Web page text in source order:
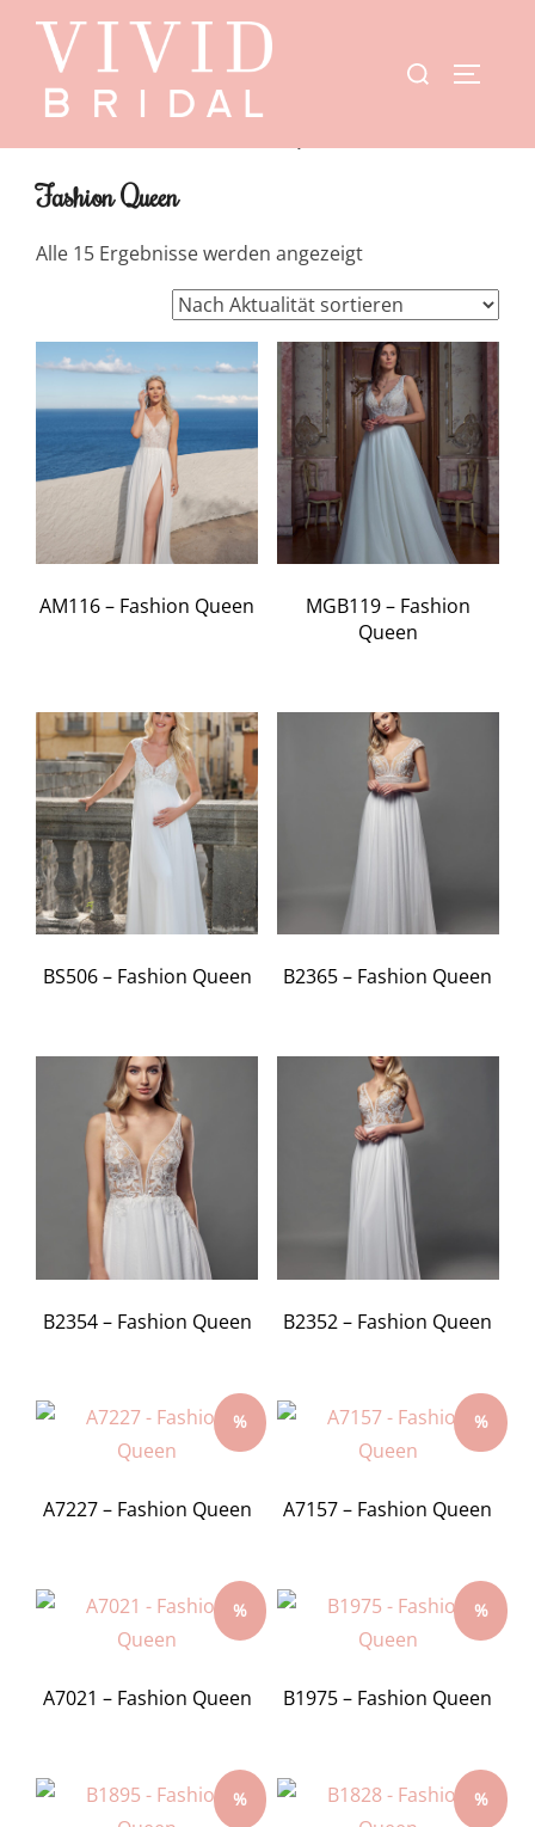
Fashion Queen
Alle 15 Ergebnisse werden angezeigt
AM116 – Fashion Queen
MGB119 – Fashion
Queen
BS506 – Fashion Queen B2365 – Fashion Queen
B2354 – Fashion Queen B2352 – Fashion Queen
%
A7227 – Fashion Queen
%
A7157 – Fashion Queen
%
A7021 – Fashion Queen
%
B1975 – Fashion Queen
% %